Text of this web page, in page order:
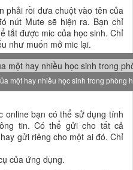
phải rồi đưa chuột vào tên của
nút Mute sẽ hiện ra. Bạn chỉ
tắt được mic của học sinh. Chỉ
như muốn mở mic lại.
một hay nhiều học sinh trong phòng
online bạn có thể sử dụng tính
tin. Có thể gửi cho tất cả
gửi riêng cho một ai đó. Chỉ
của ứng dụng.